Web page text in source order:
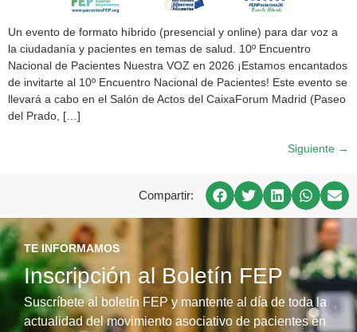
Un evento de formato híbrido (presencial y online) para dar voz a
la ciudadanía y pacientes en temas de salud. 10º Encuentro
Nacional de Pacientes Nuestra VOZ en 2026 ¡Estamos encantados
de invitarte al 10º Encuentro Nacional de Pacientes! Este evento se
llevará a cabo en el Salón de Actos del CaixaForum Madrid (Paseo
del Prado, […]
Siguiente →
Compartir:
TE INFORMAMOS
Inscripción al Boletín FEP
Suscríbete al boletín FEP y mantente al día de toda la
actualidad del movimiento asociativo de pacientes en